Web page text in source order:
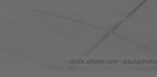
stock.adobe.com - paulaphoto